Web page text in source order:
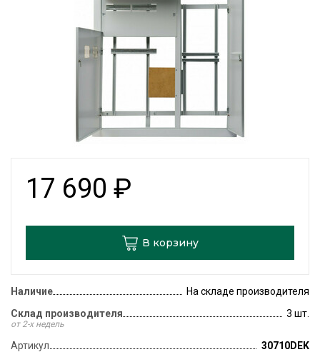
17 690 ₽
В корзину
Наличие
На складе производителя
Склад производителя
от 2-х недель
3 шт.
Артикул
30710DEK